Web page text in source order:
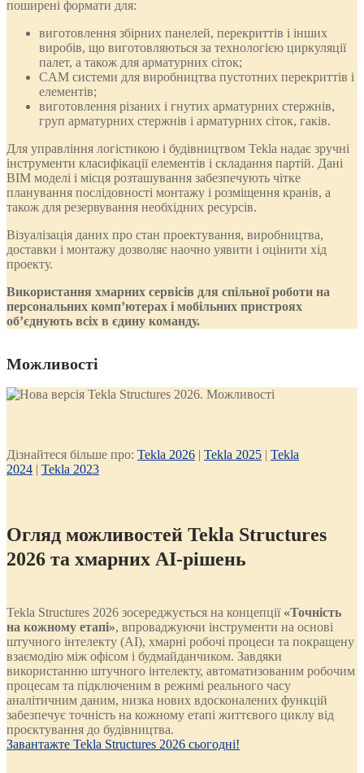
поширені формати для:
виготовлення збірних панелей, перекриттів і інших
виробів, що виготовляються за технологією циркуляції
палет, а також для арматурних сіток;
CAM системи для виробництва пустотних перекриттів і
елементів;
виготовлення різаних і гнутих арматурних стержнів,
груп арматурних стержнів і арматурних сіток, гаків.
Для управління логістикою і будівництвом Tekla надає зручні
інструменти класифікації елементів і складання партій. Дані
BIM моделі і місця розташування забезпечують чітке
планування послідовності монтажу і розміщення кранів, а
також для резервування необхідних ресурсів.
Візуалізація даних про стан проектування, виробництва,
доставки і монтажу дозволяє наочно уявити і оцінити хід
проекту.
Використання хмарних сервісів для спільної роботи на
персональних комп’ютерах і мобільних пристроях
об’єднують всіх в єдину команду.
Можливості
Дізнайтеся більше про: Tekla 2026 | Tekla 2025 | Tekla
2024 | Tekla 2023
Огляд можливостей Tekla Structures
2026 та хмарних AI-рішень
Tekla Structures 2026 зосереджується на концепції «Точність
на кожному етапі», впроваджуючи інструменти на основі
штучного інтелекту (AI), хмарні робочі процеси та покращену
взаємодію між офісом і будмайданчиком. Завдяки
використанню штучного інтелекту, автоматизованим робочим
процесам та підключеним в режимі реального часу
аналітичним даним, низка нових вдосконалених функцій
забезпечує точність на кожному етапі життєвого циклу від
проєктування до будівництва.
Завантажте Tekla Structures 2026 сьогодні!